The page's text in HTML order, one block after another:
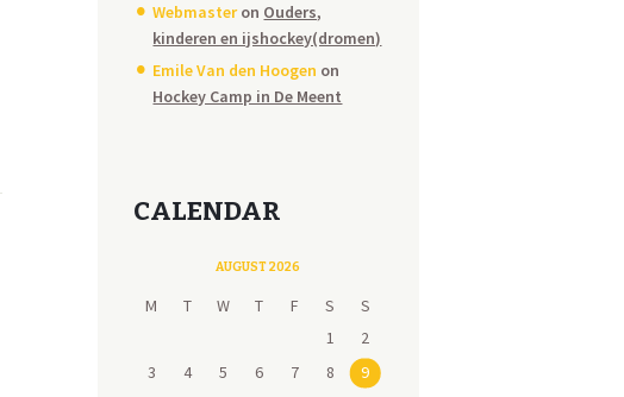
Webmasteron Ouders,
kinderen en ijshockey(dromen)
Emile Van den Hoogen on
Hockey Camp in De Meent
CALENDAR
AUGUST 2026
M T W T F S
S
1
2
3
4 5 6 7 8
9